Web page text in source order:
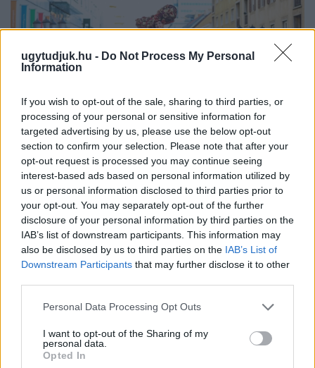
ugytudjuk.hu - Do Not Process My Personal
Information
If you wish to opt-out of the sale, sharing to third parties, or
processing of your personal or sensitive information for
targeted advertising by us, please use the below opt-out
section to confirm your selection. Please note that after your
opt-out request is processed you may continue seeing
interest-based ads based on personal information utilized by
us or personal information disclosed to third parties prior to
your opt-out. You may separately opt-out of the further
disclosure of your personal information by third parties on the
IAB’s list of downstream participants. This information may
also be disclosed by us to third parties on the IAB’s List of
Downstream Participants that may further disclose it to other
Please note that this website/app uses one or more Google
not limited to your visit or usage behaviour. You may click to
grant or deny consent to Google and its third-party tags to
use your data for below specified purposes in below Google
Personal Data Processing Opt Outs
I want to opt-out of the Sharing of my
personal data.
Opted In
BAROKK POMPÁBA ÖLTÖZIK A BELVÁROS:
HÉTVÉGÉN RENDEZIK MEG A XXXIII. GYŐRI BAROKK
ESKÜVŐT
Jubileumi fogadalom megerősítés, történelmi felvonulás,
tűzshow és vezetett séták is várják az érdeklődőket augusztus
7–8-án.